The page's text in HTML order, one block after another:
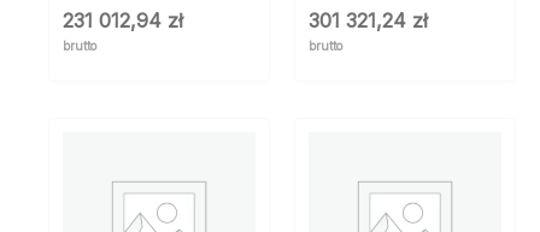
231 012,94 zł
brutto
301 321,24 zł
brutto